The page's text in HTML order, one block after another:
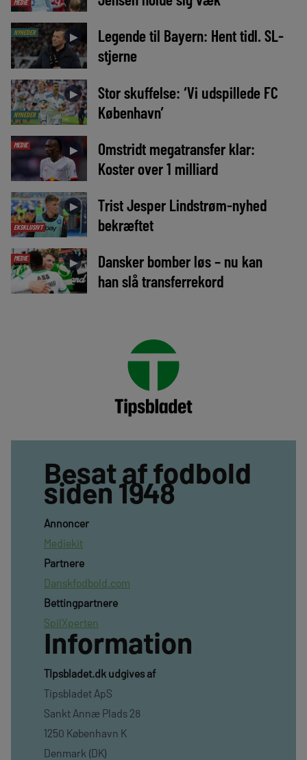
MEDIE
NYHEDER ►
Legende til Bayern: Hent tidl. SL-
stjerne
NYHEDER
►
Stor skuffelse: ‘Vi udspillede FC
København’
MEDIE ►
Omstridt megatransfer klar:
Koster over 1 milliard
EKSKLUSIVT
►
Trist Jesper Lindstrøm-nyhed
bekræftet
MEDIE ►
Dansker bomber løs – nu kan
han slå transferrekord
Besat af fodbold
siden 1948
Annoncer
Mediekit
Partnere
Danskfodbold.com
Bettingpartnere
SpilXperten
Information
TIpsbladet.dk udgives af
Tipsbladet ApS
Sankt Annæ Plads 28
1250 København K
Denmark (DK)